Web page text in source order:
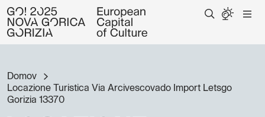
Domov
Locazione Turistica Via Arcivescovado Import Letsgo
Gorizia 13370